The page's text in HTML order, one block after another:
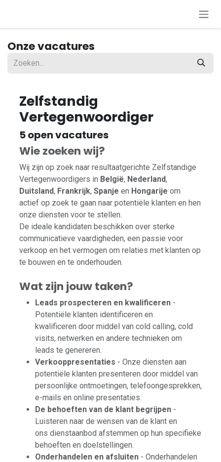
Onze vacatures
Zelfstandig
Vertegenwoordiger
5open vacatures
Wie zoeken wij?
Wij zijn op zoek naar resultaatgerichte Zelfstandige
Vertegenwoordigers in België, Nederland,
Duitsland, Frankrijk, Spanje en Hongarije om
actief op zoek te gaan naar potentiële klanten en hen
onze diensten voor te stellen.
De ideale kandidaten beschikken over sterke
communicatieve vaardigheden, een passie voor
verkoop en het vermogen om relaties met klanten op
te bouwen en te onderhouden.
Wat zijn jouw taken?
Leads prospecteren en kwalificeren -
Potentiële klanten identificeren en
kwalificeren door middel van cold calling, cold
visits, netwerken en andere technieken om
leads te genereren.
Verkooppresentaties - Onze diensten aan
potentiële klanten presenteren door middel van
persoonlijke ontmoetingen, telefoongesprekken,
e-mails en online presentaties.
De behoeften van de klant begrijpen -
Luisteren naar de wensen van de klant en
ons dienstaanbod afstemmen op hun specifieke
behoeften en doelstellingen.
Onderhandelen en afsluiten - Onderhandelen